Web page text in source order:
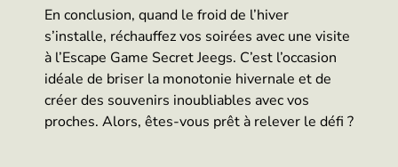
En conclusion, quand le froid de l’hiver
s’installe, réchauffez vos soirées avec une visite
à l’Escape Game Secret Jeegs. C’est l’occasion
idéale de briser la monotonie hivernale et de
créer des souvenirs inoubliables avec vos
proches. Alors, êtes-vous prêt à relever le défi ?